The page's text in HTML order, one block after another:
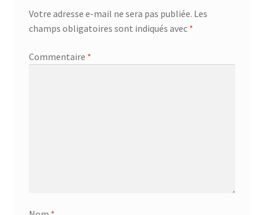
Votre adresse e-mail ne sera pas publiée. Les
champs obligatoires sont indiqués avec *
Commentaire *